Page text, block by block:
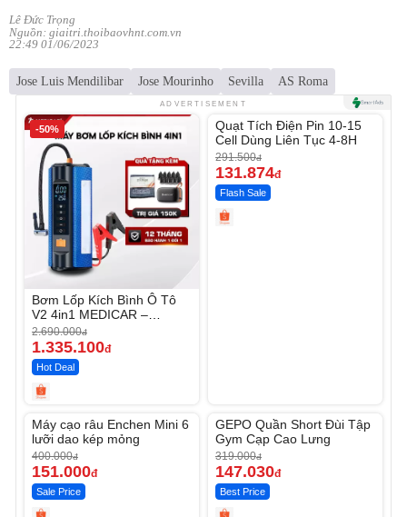
Lê Đức Trọng
Nguồn: giaitri.thoibaovhnt.com.vn
22:49 01/06/2023
Jose Luis Mendilibar Jose Mourinho Sevilla AS Roma
ADVERTISEMENT
-50%
Bơm Lốp Kích Bình Ô Tô
V2 4in1 MEDICAR –
12.000mAh
2.690.000đ
1.335.100đ
Hot Deal
-54%
Unmute
Quạt Tích Điện Pin 10-15
Cell Dùng Liên Tục 4-8H
291.500đ
131.874đ
Flash Sale
-62%
Máy cạo râu Enchen Mini 6
lưỡi dao kép mỏng
400.000đ
151.000đ
Sale Price
-53%
GEPO Quần Short Đùi Tập
Gym Cạp Cao Lưng
319.000đ
147.030đ
Best Price